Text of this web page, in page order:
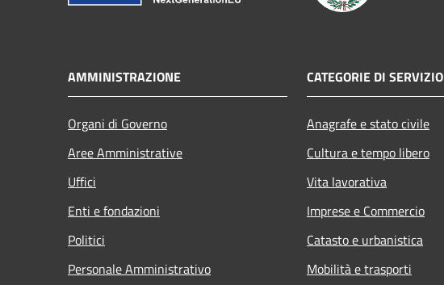
AMMINISTRAZIONE
Organi di Governo
Aree Amministrative
Uffici
Enti e fondazioni
Politici
Personale Amministrativo
CATEGORIE DI SERVIZIO
Anagrafe e stato civile
Cultura e tempo libero
Vita lavorativa
Imprese e Commercio
Catasto e urbanistica
Mobilità e trasporti